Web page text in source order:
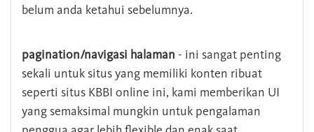
belum anda ketahui sebelumnya.
pagination/navigasi halaman - ini sangat penting
sekali untuk situs yang memiliki konten ribuat
seperti situs KBBI online ini, kami memberikan UI
yang semaksimal mungkin untuk pengalaman